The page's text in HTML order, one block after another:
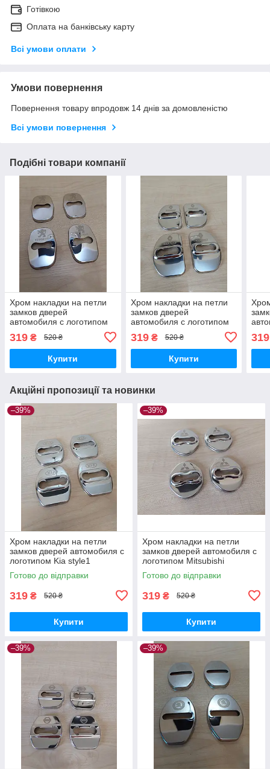
Готівкою
Оплата на банківську карту
Всі умови оплати
Умови повернення
Повернення товару впродовж 14 днів за домовленістю
Всі умови повернення
Подібні товари компанії
Хром накладки на петли
замков дверей
автомобиля с логотипом
319 ₴ 520 ₴
Купити
Хром накладки на петли
замков дверей
автомобиля с логотипом
319₴ 520 ₴
Купити
319
Акційні пропозиції та новинки
–39%
Хром накладки на петли
замков дверей автомобиля с
логотипом Kia style1
Готово до відправки
319 ₴ 520 ₴
Купити
–39%
Хром накладки на петли
замков дверей автомобиля с
логотипом Mitsubishi
Готово до відправки
319 ₴ 520 ₴
Купити
–39% –39%